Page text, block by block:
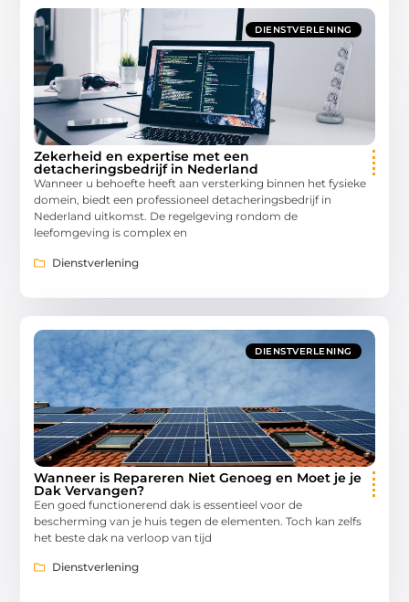
DIENSTVERLENING
Zekerheid en expertise met een
detacheringsbedrijf in Nederland
Wanneer u behoefte heeft aan versterking binnen het fysieke
domein, biedt een professioneel detacheringsbedrijf in
Nederland uitkomst. De regelgeving rondom de
leefomgeving is complex en
Dienstverlening
DIENSTVERLENING
Wanneer is Repareren Niet Genoeg en Moet je je
Dak Vervangen?
Een goed functionerend dak is essentieel voor de
bescherming van je huis tegen de elementen. Toch kan zelfs
het beste dak na verloop van tijd
Dienstverlening